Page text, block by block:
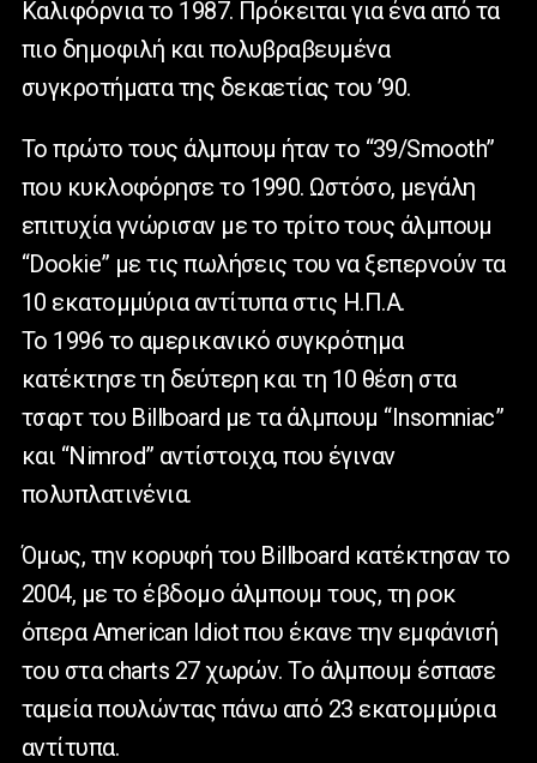
Καλιφόρνια το 1987. Πρόκειται για ένα από τα
πιο δημοφιλή και πολυβραβευμένα
συγκροτήματα της δεκαετίας του ’90.
Το πρώτο τους άλμπουμ ήταν το “39/Smooth”
που κυκλοφόρησε το 1990. Ωστόσο, μεγάλη
επιτυχία γνώρισαν με το τρίτο τους άλμπουμ
“Dookie” με τις πωλήσεις του να ξεπερνούν τα
10 εκατομμύρια αντίτυπα στις Η.Π.Α.
Το 1996 το αμερικανικό συγκρότημα
κατέκτησε τη δεύτερη και τη 10 θέση στα
τσαρτ του Billboard με τα άλμπουμ “Insomniac”
και “Nimrod” αντίστοιχα, που έγιναν
πολυπλατινένια.
Όμως, την κορυφή του Billboard κατέκτησαν το
2004, με το έβδομο άλμπουμ τους, τη ροκ
όπερα American Idiot που έκανε την εμφάνισή
του στα charts 27 χωρών. Το άλμπουμ έσπασε
ταμεία πουλώντας πάνω από 23 εκατομμύρια
αντίτυπα.